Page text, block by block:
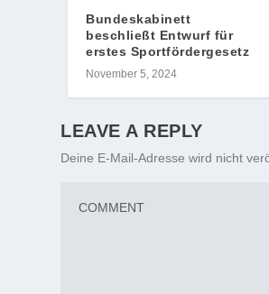
Bundeskabinett
beschließt Entwurf für
erstes Sportfördergesetz
November 5, 2024
LEAVE A REPLY
Deine E-Mail-Adresse wird nicht